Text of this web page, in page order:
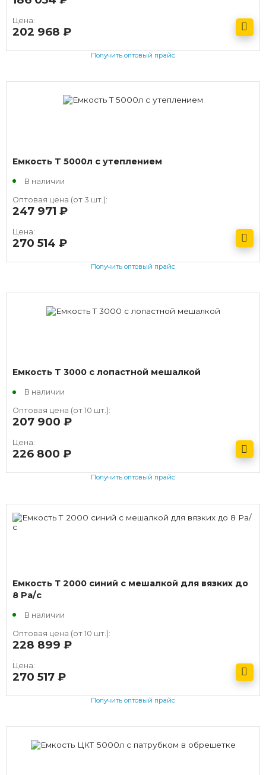
Цена:
202 968
Получить оптовый прайс
Емкость T 5000л с утеплением
В наличии
Оптовая цена (от 3 шт.):
247 971
Цена:
270 514
Получить оптовый прайс
Емкость T 3000 с лопастной мешалкой
В наличии
Оптовая цена (от 10 шт.):
207 900
Цена:
226 800
Получить оптовый прайс
Емкость Т 2000 синий с мешалкой для вязких до
8 Pa/с
В наличии
Оптовая цена (от 10 шт.):
228 899
Цена:
270 517
Получить оптовый прайс